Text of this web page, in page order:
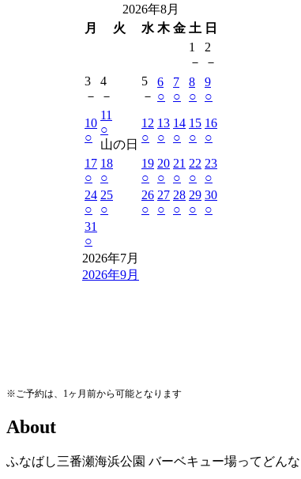
2026年8月
月
火 水 木 金 土 日
1
－
2
－
3
－
4
－
5
－
6
○
7
○
8
○
9
○
10
○
11
○
山の日
12
○
13
○
14
○
15
○
16
○
17
○
18
○
19
○
20
○
21
○
22
○
23
○
24
○
25
○
26
○
27
○
28
○
29
○
30
○
31
○
2026年7月
2026年9月
※ご予約は、1ヶ月前から可能となります
About
ふなばし三番瀬海浜公園 バーベキュー場ってどんな